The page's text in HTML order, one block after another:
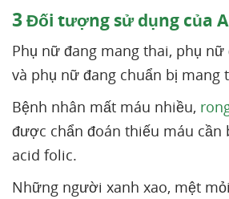
3Đối tượng sử dụng của
Phụ nữ đang mang thai, phụ
và phụ nữ đang chuẩn bị mang
Bệnh nhân mất máu nhiều,
được chẩn đoán thiếu máu cần
acid folic.
Những người xanh xao, mệt